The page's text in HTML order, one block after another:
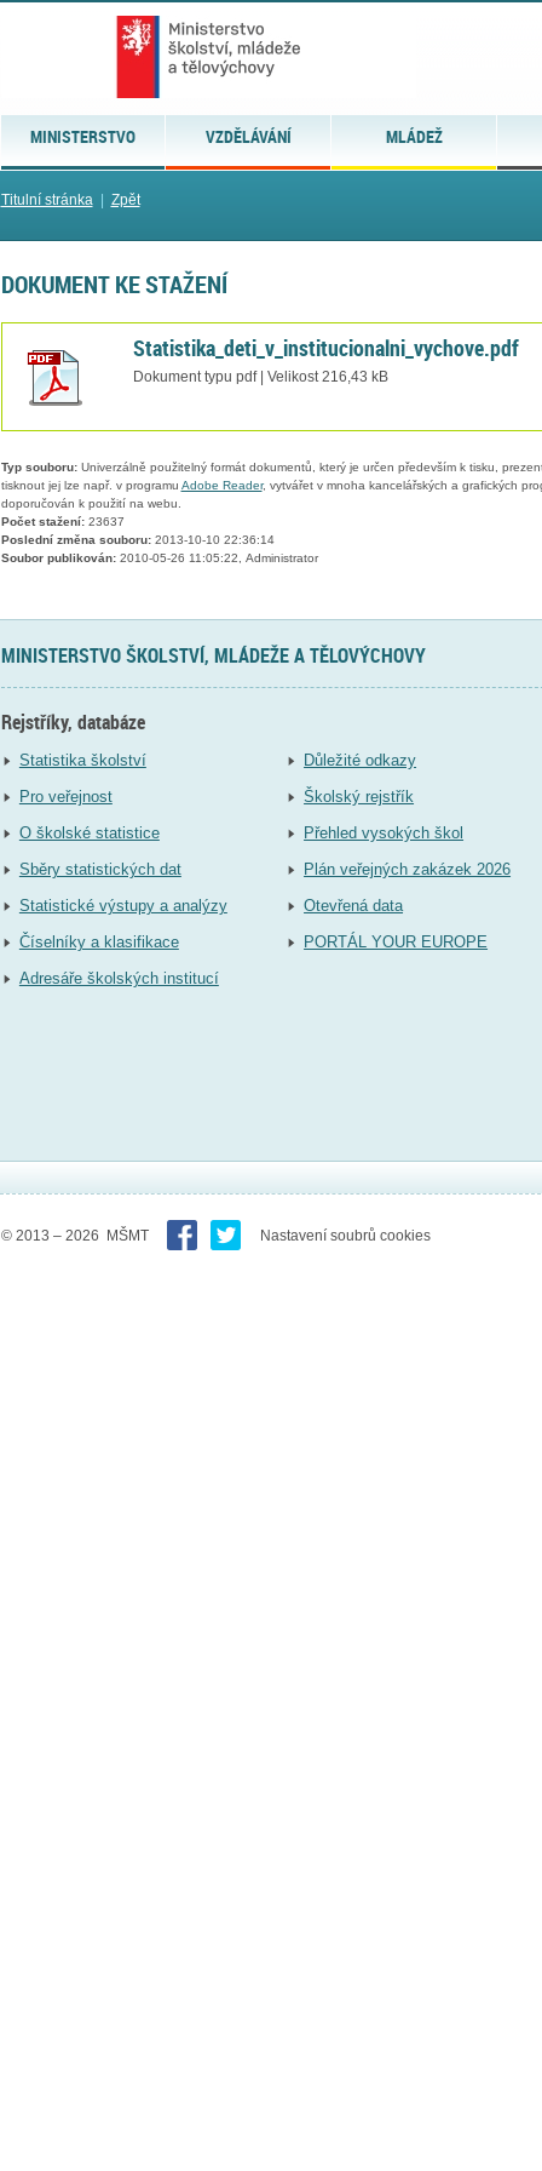
MINISTERSTVO VZDĚLÁVÁNÍ MLÁDEŽ
Titulní stránka| Zpět
DOKUMENT KE STAŽENÍ
Statistika_deti_v_institucionalni_vychove.pdf
Dokument typu pdf | Velikost 216,43 kB
Typ souboru:Univerzálně použitelný formát dokumentů, který je určen především k tisku,
tisknout jej lze např. v programu Adobe Reader, vytvářet v mnoha kancelářských a grafických
doporučován k použití na webu.
Počet stažení:23637
Poslední změna souboru:2013-10-10 22:36:14
Soubor publikován:2010-05-26 11:05:22, Administrator
MINISTERSTVO ŠKOLSTVÍ, MLÁDEŽE A TĚLOVÝCHOVY
Rejstříky, databáze
Statistika školství
Pro veřejnost
O školské statistice
Sběry statistických dat
Statistické výstupy a analýzy
Číselníky a klasifikace
Adresáře školských institucí
Důležité odkazy
Školský rejstřík
Přehled vysokých škol
Plán veřejných zakázek 2026
Otevřená data
PORTÁL YOUR EUROPE
© 2013 – 2026 MŠMT Nastavení soubrů cookies